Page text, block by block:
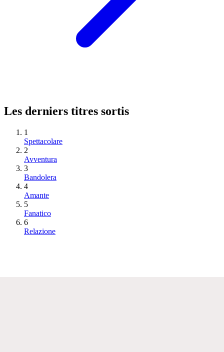
Les derniers titres sortis
1
Spettacolare
2
Avventura
3
Bandolera
4
Amante
5
Fanatico
6
Relazione